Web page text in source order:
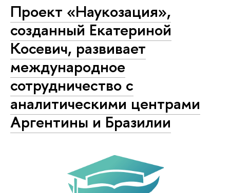
Проект «Наукозация»,
созданный Екатериной
Косевич, развивает
международное
сотрудничество с
аналитическими центрами
Аргентины и Бразилии